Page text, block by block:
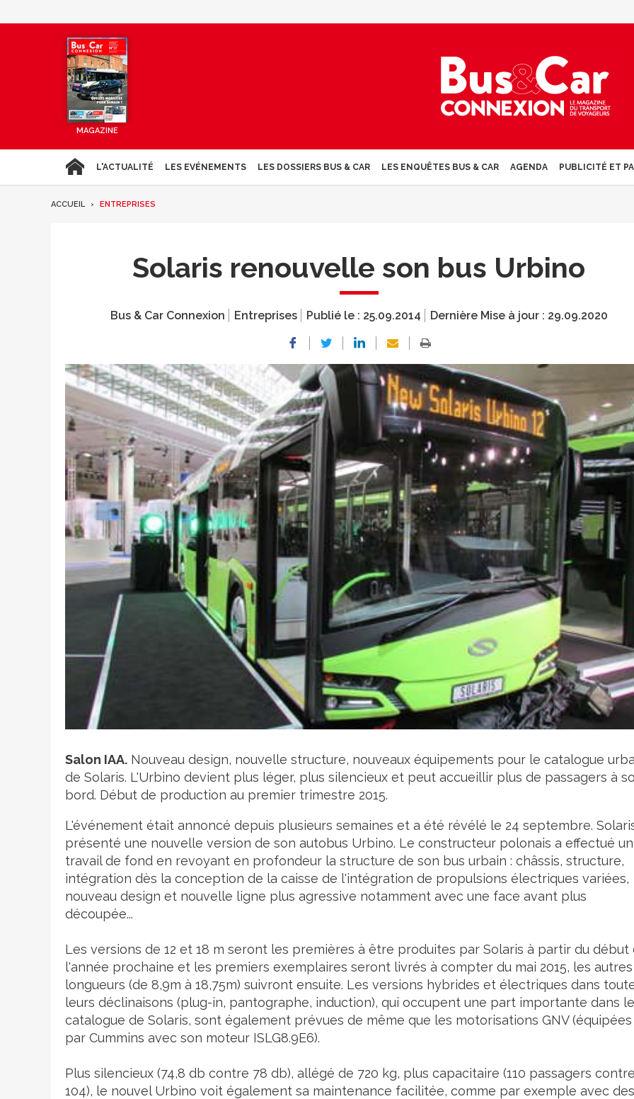
MAGAZINE
L'ACTUALITÉ LES EVÉNEMENTS LES DOSSIERS BUS & CAR LES ENQUÊTES BUS & CAR AGENDA PUBLICITÉ ET
ACCUEIL ENTREPRISES
Solaris renouvelle son bus Urbino
Bus & Car Connexion Entreprises Publié le : 25.09.2014 Dernière Mise à jour : 29.09.2020
Crédit photo
Salon IAA. Nouveau design, nouvelle structure, nouveaux équipements pour le catalogue
de Solaris. L'Urbino devient plus léger, plus silencieux et peut accueillir plus de passagers à
bord. Début de production au premier trimestre 2015.
L'événement était annoncé depuis plusieurs semaines et a été révélé le 24 septembre.
présenté une nouvelle version de son autobus Urbino. Le constructeur polonais a effectué un
travail de fond en revoyant en profondeur la structure de son bus urbain : châssis, structure,
intégration dès la conception de la caisse de l'intégration de propulsions électriques variées,
nouveau design et nouvelle ligne plus agressive notamment avec une face avant plus
découpée...
Les versions de 12 et 18 m seront les premières à être produites par Solaris à partir du début
l'année prochaine et les premiers exemplaires seront livrés à compter du mai 2015, les autres
longueurs (de 8,9m à 18,75m) suivront ensuite. Les versions hybrides et électriques dans
leurs déclinaisons (plug-in, pantographe, induction), qui occupent une part importante dans le
catalogue de Solaris, sont également prévues de même que les motorisations GNV (équipées
par Cummins avec son moteur ISLG8.9E6).
Plus silencieux (74,8 db contre 78 db), allégé de 720 kg, plus capacitaire (110 passagers contre
104), le nouvel Urbino voit également sa maintenance facilitée, comme par exemple avec des